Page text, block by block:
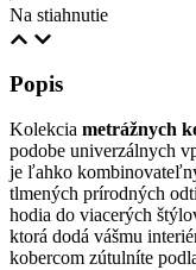
Na stiahnutie
Popis
Kolekcia metrážnych
podobe univerzálnych
je ľahko
tlmených prírodných
hodia do viacerých
ktorá dodá vášmu
kobercom zútulníte